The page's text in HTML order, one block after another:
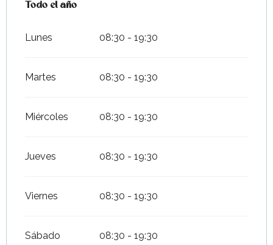
Todo el año
Todo el año
Lunes 08:30 - 19:30
Martes 08:30 - 19:30
Miércoles 08:30 - 19:30
Jueves 08:30 - 19:30
Viernes 08:30 - 19:30
Sábado 08:30 - 19:30